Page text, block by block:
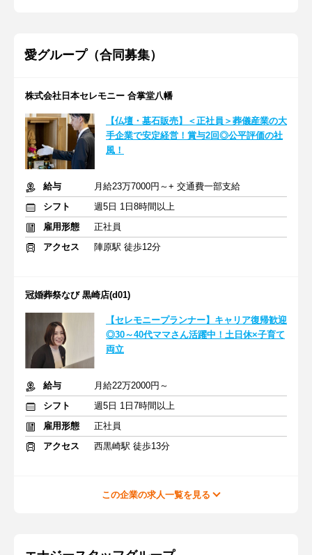
愛グループ（合同募集）
株式会社日本セレモニー 合掌堂八幡
【仏壇・墓石販売】＜正社員＞葬儀産業の大
手企業で安定経営！賞与2回◎公平評価の社
風！
給与
月給23万7000円～+ 交通費一部支給
シフト
週5日 1日8時間以上
雇用形態
正社員
アクセス
陣原駅 徒歩12分
冠婚葬祭なび 黒崎店(d01)
【セレモニープランナー】キャリア復帰歓迎
◎30～40代ママさん活躍中！土日休×子育て
両立
給与
月給22万2000円～
シフト
週5日 1日7時間以上
雇用形態
正社員
アクセス
西黒崎駅 徒歩13分
この企業の求人一覧を見る